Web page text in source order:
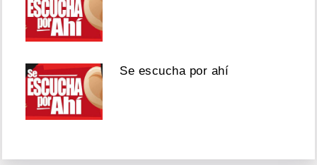
Se escucha por ahí